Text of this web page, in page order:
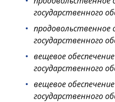
государственного
продовольственное
государственного
вещевое
государственного
вещевое
государственного